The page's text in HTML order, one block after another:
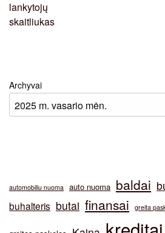
Archyvai
automobiliu nuoma auto nuoma baldai
buhalteris butai finansai greita